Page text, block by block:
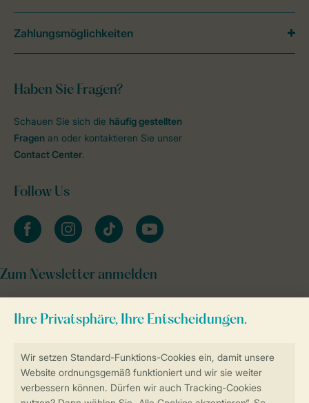
Sicher und schnell zur Online-Buchung
Haben Sie Fragen?
Schauen Sie sich die häufig gestellten
Fragen an oder kontaktieren Sie unser
Contact Center.
Follow Us
facebookinstagramtiktok youtube
Zum Newsletter anmelden
Zahlungsmöglichkeiten